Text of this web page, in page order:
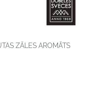
ZĀLES AROMĀTS